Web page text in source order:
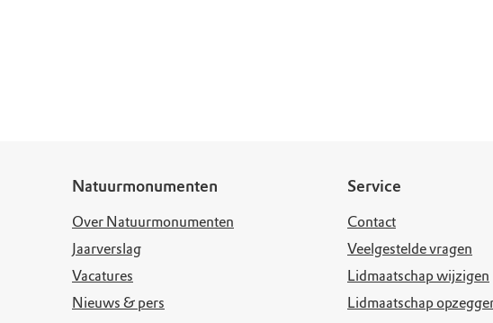
Natuurmonumenten
Over Natuurmonumenten
Jaarverslag
Vacatures
Nieuws & pers
Service
Contact
Veelgestelde vragen
Lidmaatschap wijzigen
Lidmaatschap